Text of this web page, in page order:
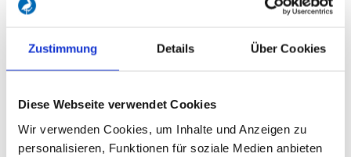
Zustimmung Details Über Cookies
Diese Webseite verwendet Cookies
Wir verwenden Cookies, um Inhalte und Anzeigen zu
personalisieren, Funktionen für soziale Medien anbieten